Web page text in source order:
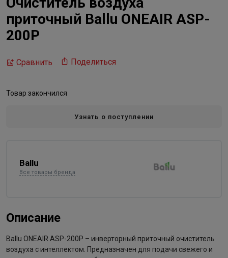
приточный Ballu ONEAIR ASP-
200P
Сравнить Поделиться
Товар закончился
Узнать о поступлении
Ballu
Все товары бренда
Описание
Ballu ONEAIR ASP-200P – инверторный приточный очиститель
воздуха с интеллектом. Предназначен для подачи свежего и